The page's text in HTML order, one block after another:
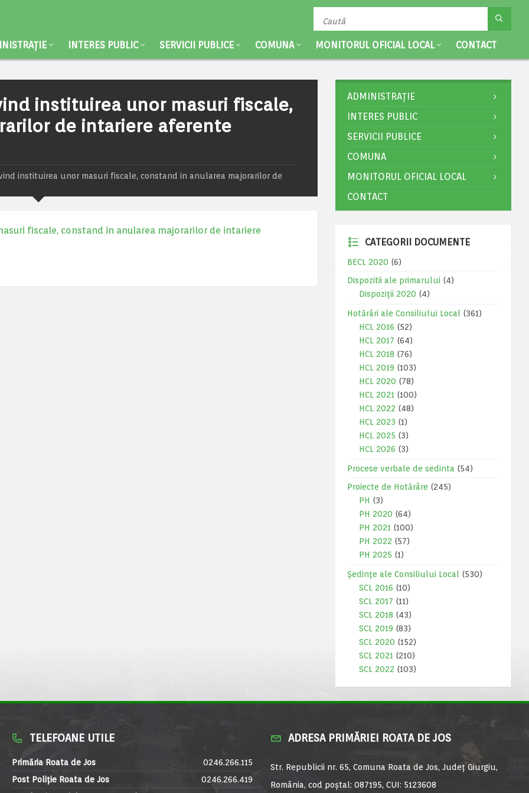
INTERES PUBLIC SERVICII PUBLICE COMUNA MONITORUL OFICIAL LOCAL CONTACT
instituirea unor masuri fiscale,
de intariere aferente
instituirea unor masuri fiscale, constand in anularea majorarilor de
fiscale, constand in anularea majorarilor de intariere
ADMINISTRAȚIE
INTERES PUBLIC
SERVICII PUBLICE
COMUNA
MONITORUL OFICIAL LOCAL
CONTACT
CATEGORII DOCUMENTE
BECL 2020 (6)
Dispozitii ale primarului (4)
Dispoziții 2020 (4)
Hotărâri ale Consiliului Local
(361)
HCL 2016 (52)
HCL 2017 (64)
HCL 2018 (76)
HCL 2019 (103)
HCL 2020 (78)
HCL 2021 (100)
HCL 2022 (48)
HCL 2023 (1)
HCL 2025 (3)
HCL 2026 (3)
Procese verbale de sedinta (54)
Proiecte de Hotărâre (245)
PH (3)
PH 2020 (64)
PH 2021 (100)
PH 2022 (57)
PH 2025 (1)
Ședințe ale Consiliului Local
(530)
SCL 2016 (10)
SCL 2017 (11)
SCL 2018 (43)
SCL 2019 (83)
SCL 2020 (152)
SCL 2021 (210)
SCL 2022 (103)
TELEFOANE UTILE
Primăria Roata de Jos
0246.266.115
Post Poliție Roata de Jos
0246.266.419
ADRESA PRIMĂRIEI ROATA DE JOS
Str. Republicii nr. 65, Comuna Roata de Jos, Județ Giurgiu,
România, cod poștal: 087195, CUI: 5123608